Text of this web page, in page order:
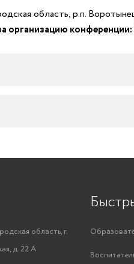
область, р.п.
организацию конференции:
область, г.
д. 22 А